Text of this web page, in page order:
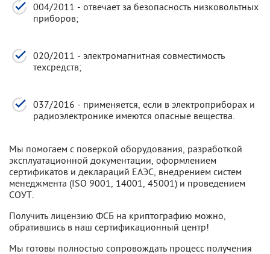
004/2011 - отвечает за безопасность низковольтных
приборов;
020/2011 - электромагнитная совместимость
техсредств;
037/2016 - применяется, если в электроприборах и
радиоэлектронике имеются опасные вещества.
Мы помогаем с поверкой оборудования, разработкой
эксплуатационной документации, оформлением
сертификатов и деклараций ЕАЭС, внедрением систем
менеджмента (ISO 9001, 14001, 45001) и проведением
СОУТ.
Получить лицензию ФСБ на криптографию можно,
обратившись в наш сертификационный центр!
Мы готовы полностью сопровождать процесс получения